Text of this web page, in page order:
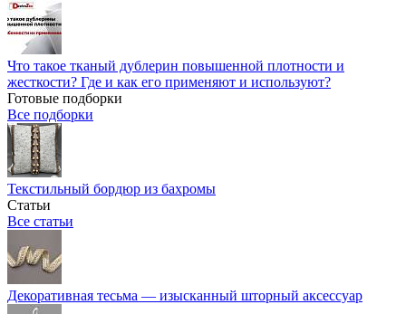
Что такое тканый дублерин повышенной плотности и
жесткости? Где и как его применяют и используют?
Готовые подборки
Все подборки
Текстильный бордюр из бахромы
Статьи
Все статьи
Декоративная тесьма — изысканный шторный аксессуар